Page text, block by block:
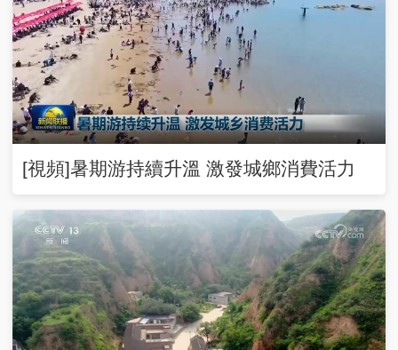
[視頻]暑期游持續升溫 激發城鄉消費活力